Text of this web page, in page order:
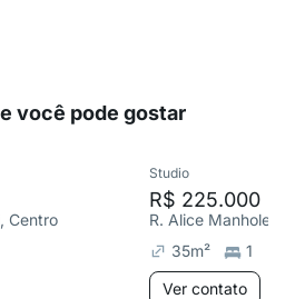
você pode gostar
Centro
Studio
R$ 225.000
R. Alice Manholer
35m² 1
Ver contato